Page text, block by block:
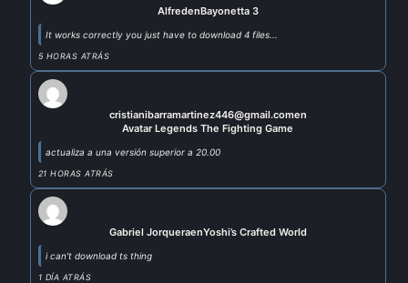
AlfredenBayonetta 3
It works correctly you just have to download 4 files...
5 HORAS ATRÁS
cristianibarramartinez446@gmail.comen
Avatar Legends The Fighting Game
actualiza a una versión superior a 20.00
21 HORAS ATRÁS
Gabriel JorqueraenYoshi’s Crafted World
i can't download ts thing
1 DÍA ATRÁS